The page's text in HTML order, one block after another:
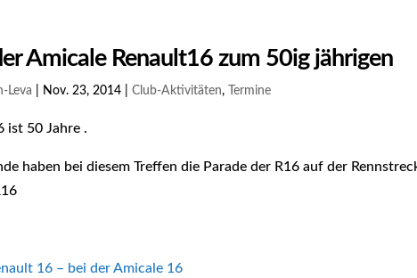
Amicale Renault16 zum 50ig jährigen
Leva Nov. 23, 2014 |Club-Aktivitäten, Termine
ist 50 Jahre .
haben bei diesem Treffen die Parade der R16 auf der